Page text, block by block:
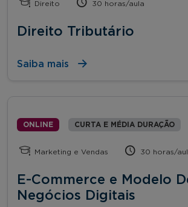
Direito 30 horas/aula
Direito Tributário
Saiba mais
ONLINE CURTA E MÉDIA DURAÇÃO
Marketing e Vendas 30 horas/
E-Commerce e Modelo
Negócios Digitais